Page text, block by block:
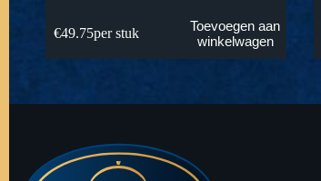
€49.75per stuk
Toevoegen aan
winkelwagen